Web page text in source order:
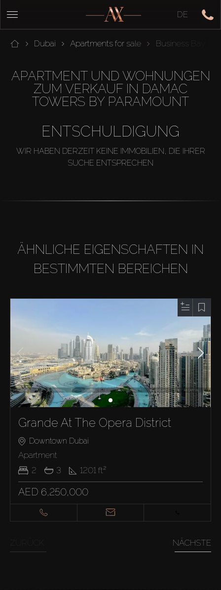
DE
Dubai Apartments for sale Business Bay
APARTMENT UND WOHNUNGEN
ZUM VERKAUF IN DAMAC
TOWERS BY PARAMOUNT
ENTSCHULDIGUNG
WIR HABEN DERZEIT KEINE IMMOBILIEN, DIE IHRER
SUCHE ENTSPRECHEN
ÄHNLICHE EIGENSCHAFTEN IN
BESTIMMTEN BEREICHEN
Grande At The Opera District
Downtown Dubai
Apartment
2
3 1201 ft²
AED 6,250,000
NÄCHSTE